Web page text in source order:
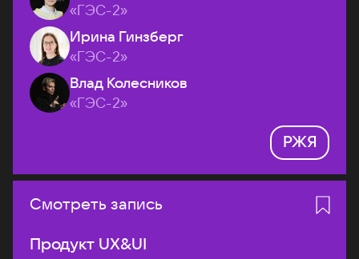
«ГЭС-2»
Ирина Гинзберг
«ГЭС-2»
Влад Колесников
«ГЭС-2»
РЖЯ
Смотреть запись
Продукт UX&UI